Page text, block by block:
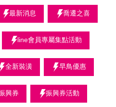
最新消息 喬遷之喜
line會員專屬集點活動
全新裝潢 早鳥優惠
興券 振興券活動